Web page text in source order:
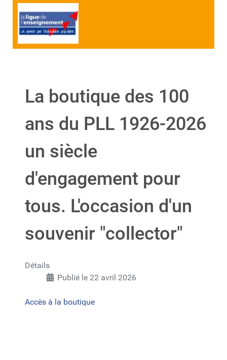
La boutique des 100
ans du PLL 1926-2026
un siècle
d'engagement pour
tous. L'occasion d'un
souvenir "collector"
Détails
Publié le 22 avril 2026
Accès à la boutique